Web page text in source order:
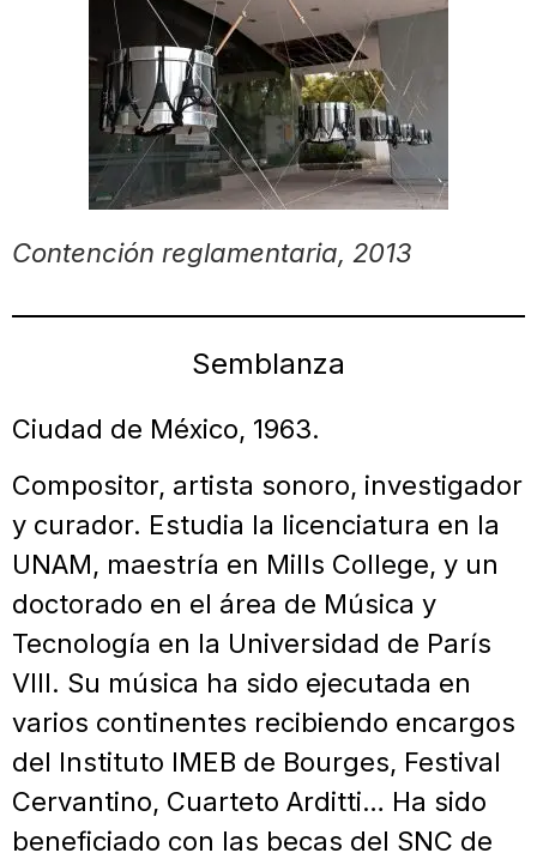
Contención reglamentaria, 2013
Semblanza
Ciudad de México, 1963.
Compositor, artista sonoro, investigador
y curador. Estudia la licenciatura en la
UNAM, maestría en Mills College, y un
doctorado en el área de Música y
Tecnología en la Universidad de París
VIII. Su música ha sido ejecutada en
varios continentes recibiendo encargos
del Instituto IMEB de Bourges, Festival
Cervantino, Cuarteto Arditti… Ha sido
beneficiado con las becas del SNC de